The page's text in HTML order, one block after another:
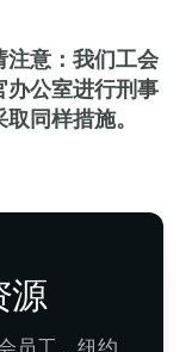
注意：我们工会
办公室进行刑事
同样措施。
源